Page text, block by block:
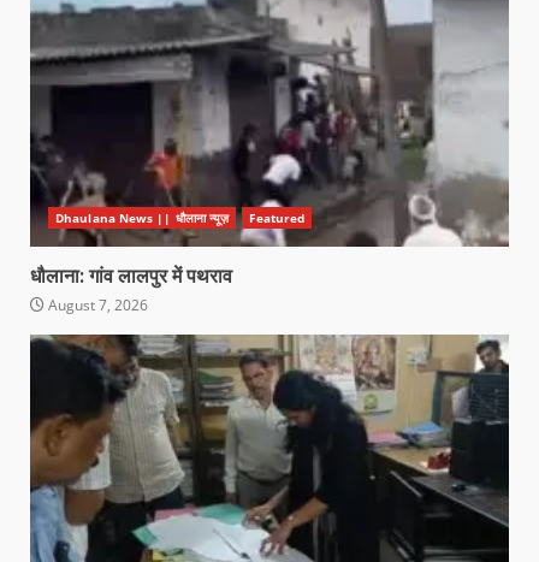
Dhaulana News || धौलाना न्यूज़ Featured
धौलाना: गांव लालपुर में पथराव
August 7, 2026